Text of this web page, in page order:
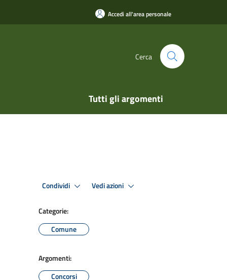
Accedi all'area personale
Cerca
Tutti gli argomenti
Condividi Vedi azioni
Categorie:
Comune
Argomenti:
Concorsi